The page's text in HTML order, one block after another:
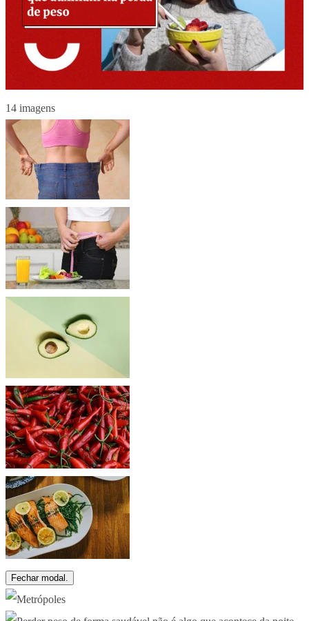
14 imagens
Fechar modal.